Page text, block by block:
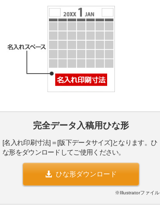
完全データ入稿用ひな形
[名入れ印刷寸法]＝[版下データサイズ]となります。ひ
な形をダウンロードしてご使用ください。
ひな形ダウンロード
※Illustratorファイル